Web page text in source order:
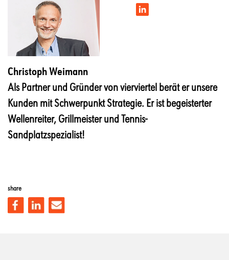
Christoph Weimann
Als Partner und Gründer von vierviertel berät er unsere
Kunden mit Schwerpunkt Strategie. Er ist begeisterter
Wellenreiter, Grillmeister und Tennis-
Sandplatzspezialist!
share